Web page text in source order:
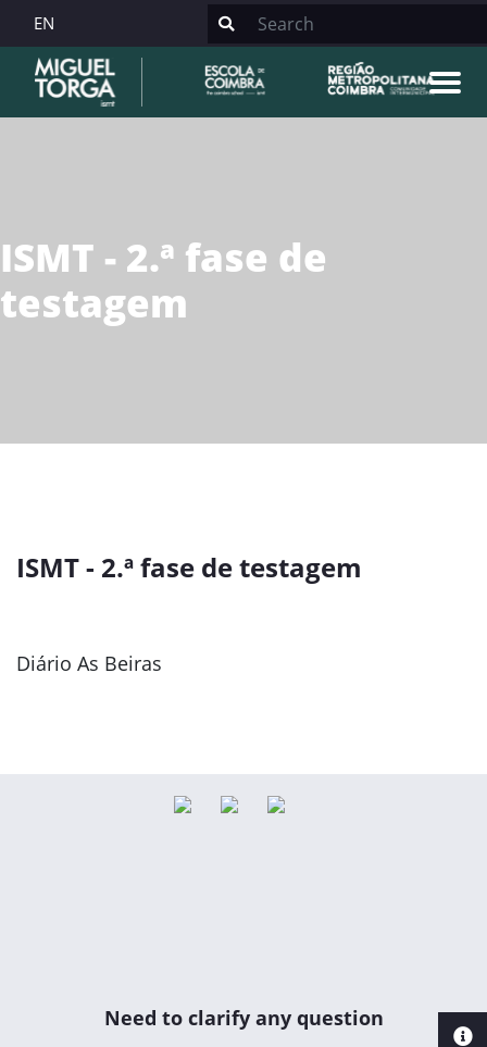
EN
ISMT - 2.ª fase de
testagem
ISMT - 2.ª fase de testagem
Diário As Beiras
Need to clarify any question